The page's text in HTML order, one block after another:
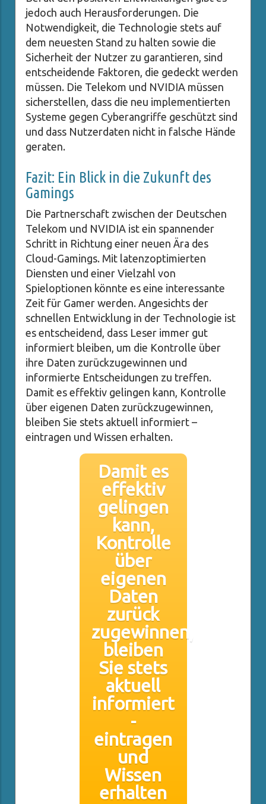
jedoch auch Herausforderungen. Die
Notwendigkeit, die Technologie stets auf
dem neuesten Stand zu halten sowie die
Sicherheit der Nutzer zu garantieren, sind
entscheidende Faktoren, die gedeckt werden
müssen. Die Telekom und NVIDIA müssen
sicherstellen, dass die neu implementierten
Systeme gegen Cyberangriffe geschützt sind
und dass Nutzerdaten nicht in falsche Hände
geraten.
Fazit: Ein Blick in die Zukunft des
Gamings
Die Partnerschaft zwischen der Deutschen
Telekom und NVIDIA ist ein spannender
Schritt in Richtung einer neuen Ära des
Cloud-Gamings. Mit latenzoptimierten
Diensten und einer Vielzahl von
Spieloptionen könnte es eine interessante
Zeit für Gamer werden. Angesichts der
schnellen Entwicklung in der Technologie ist
es entscheidend, dass Leser immer gut
informiert bleiben, um die Kontrolle über
ihre Daten zurückzugewinnen und
informierte Entscheidungen zu treffen.
Damit es effektiv gelingen kann, Kontrolle
über eigenen Daten zurückzugewinnen,
bleiben Sie stets aktuell informiert –
eintragen und Wissen erhalten.
Damit es
effektiv
gelingen
kann,
Kontrolle
über
eigenen
Daten
zurück
zugewinnen,
bleiben
Sie stets
aktuell
informiert
-
eintragen
und
Wissen
erhalten